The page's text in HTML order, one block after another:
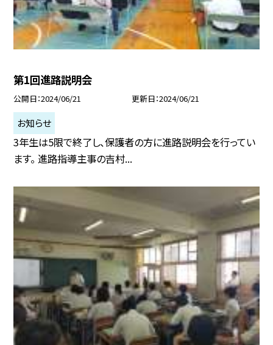
第1回進路説明会
公開日 2024/06/21 更新日 2024/06/21
お知らせ
3年生は5限で終了し、保護者の方に進路説明会を行ってい
ます。 進路指導主事の吉村...